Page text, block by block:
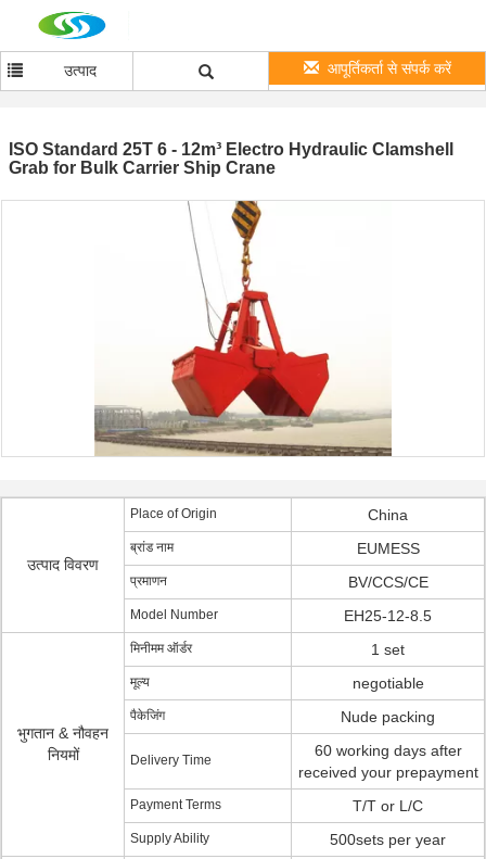
उत्पाद आपूर्तिकर्ता से संपर्क करें
ISO Standard 25T 6 - 12m³ Electro Hydraulic Clamshell
Grab for Bulk Carrier Ship Crane
उत्पाद विवरण
Place of Origin China
ब्रांड नाम EUMESS
प्रमाणन BV/CCS/CE
Model Number EH25-12-8.5
भुगतान & नौवहन
नियमों
मिनीमम ऑर्डर 1 set
मूल्य negotiable
पैकेजिंग Nude packing
Delivery Time
60 working days after
received your prepayment
Payment Terms T/T or L/C
Supply Ability 500sets per year